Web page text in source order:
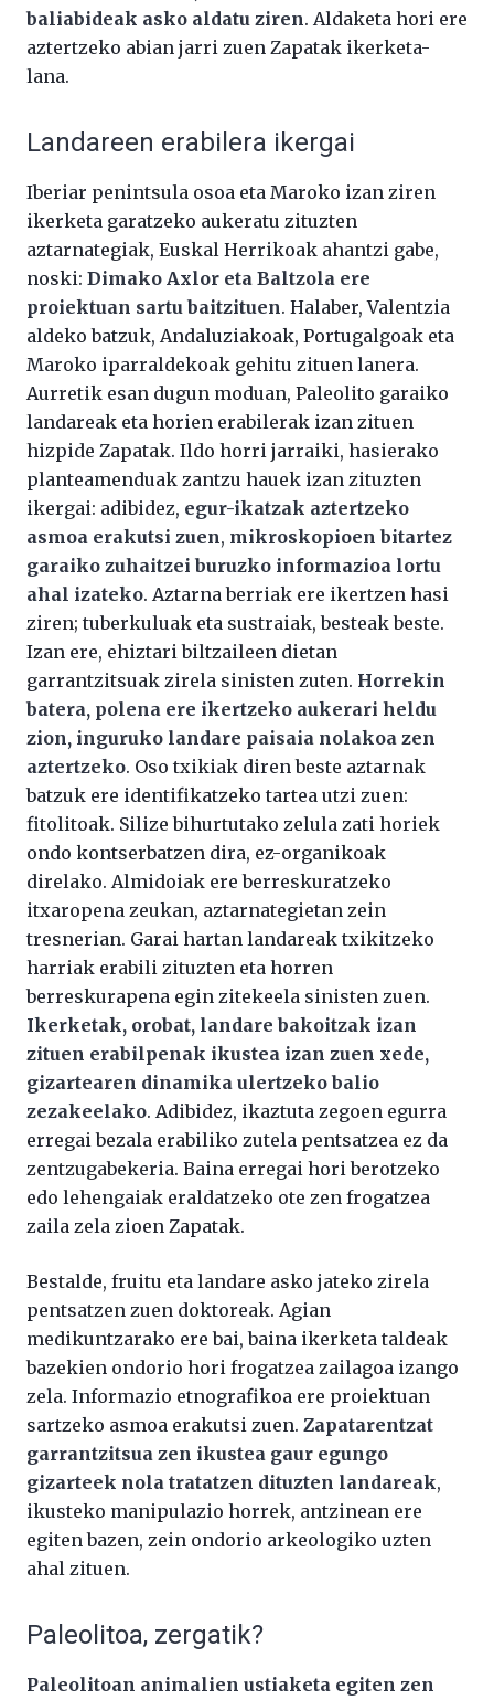
baliabideak asko aldatu ziren. Aldaketa hori ere
aztertzeko abian jarri zuen Zapatak ikerketa-
lana.
Landareen erabilera ikergai
Iberiar penintsula osoa eta Maroko izan ziren
ikerketa garatzeko aukeratu zituzten
aztarnategiak, Euskal Herrikoak ahantzi gabe,
noski: Dimako Axlor eta Baltzola ere
proiektuan sartu baitzituen. Halaber, Valentzia
aldeko batzuk, Andaluziakoak, Portugalgoak eta
Maroko iparraldekoak gehitu zituen lanera.
Aurretik esan dugun moduan, Paleolito garaiko
landareak eta horien erabilerak izan zituen
hizpide Zapatak. Ildo horri jarraiki, hasierako
planteamenduak zantzu hauek izan zituzten
ikergai: adibidez, egur-ikatzak aztertzeko
asmoa erakutsi zuen, mikroskopioen bitartez
garaiko zuhaitzei buruzko informazioa lortu
ahal izateko. Aztarna berriak ere ikertzen hasi
ziren; tuberkuluak eta sustraiak, besteak beste.
Izan ere, ehiztari biltzaileen dietan
garrantzitsuak zirela sinisten zuten. Horrekin
batera, polena ere ikertzeko aukerari heldu
zion, inguruko landare paisaia nolakoa zen
aztertzeko. Oso txikiak diren beste aztarnak
batzuk ere identifikatzeko tartea utzi zuen:
fitolitoak. Silize bihurtutako zelula zati horiek
ondo kontserbatzen dira, ez-organikoak
direlako. Almidoiak ere berreskuratzeko
itxaropena zeukan, aztarnategietan zein
tresnerian. Garai hartan landareak txikitzeko
harriak erabili zituzten eta horren
berreskurapena egin zitekeela sinisten zuen.
Ikerketak, orobat, landare bakoitzak izan
zituen erabilpenak ikustea izan zuen xede,
gizartearen dinamika ulertzeko balio
zezakeelako. Adibidez, ikaztuta zegoen egurra
erregai bezala erabiliko zutela pentsatzea ez da
zentzugabekeria. Baina erregai hori berotzeko
edo lehengaiak eraldatzeko ote zen frogatzea
zaila zela zioen Zapatak.
Bestalde, fruitu eta landare asko jateko zirela
pentsatzen zuen doktoreak. Agian
medikuntzarako ere bai, baina ikerketa taldeak
bazekien ondorio hori frogatzea zailagoa izango
zela. Informazio etnografikoa ere proiektuan
sartzeko asmoa erakutsi zuen. Zapatarentzat
garrantzitsua zen ikustea gaur egungo
gizarteek nola tratatzen dituzten landareak,
ikusteko manipulazio horrek, antzinean ere
egiten bazen, zein ondorio arkeologiko uzten
ahal zituen.
Paleolitoa, zergatik?
Paleolitoan animalien ustiaketa egiten zen